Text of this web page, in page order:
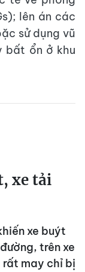
lên án các
sử dụng vũ
bất ổn ở khu
xe tải
xe buýt
trên xe
rất may chỉ bị